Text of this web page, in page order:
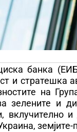
банка
и стратешка
на
зелените и
вклучително